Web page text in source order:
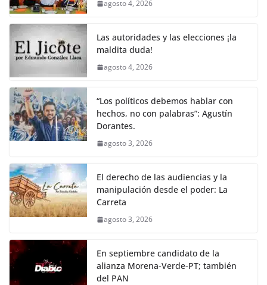
agosto 4, 2026
Las autoridades y las elecciones ¡la
maldita duda!
agosto 4, 2026
“Los políticos debemos hablar con
hechos, no con palabras”: Agustín
Dorantes.
agosto 3, 2026
El derecho de las audiencias y la
manipulación desde el poder: La
Carreta
agosto 3, 2026
En septiembre candidato de la
alianza Morena-Verde-PT; también
del PAN